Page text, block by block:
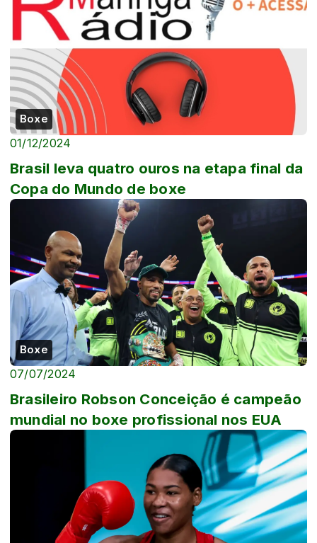
Boxe
01/12/2024
Brasil leva quatro ouros na etapa final da
Copa do Mundo de boxe
Boxe
07/07/2024
Brasileiro Robson Conceição é campeão
mundial no boxe profissional nos EUA